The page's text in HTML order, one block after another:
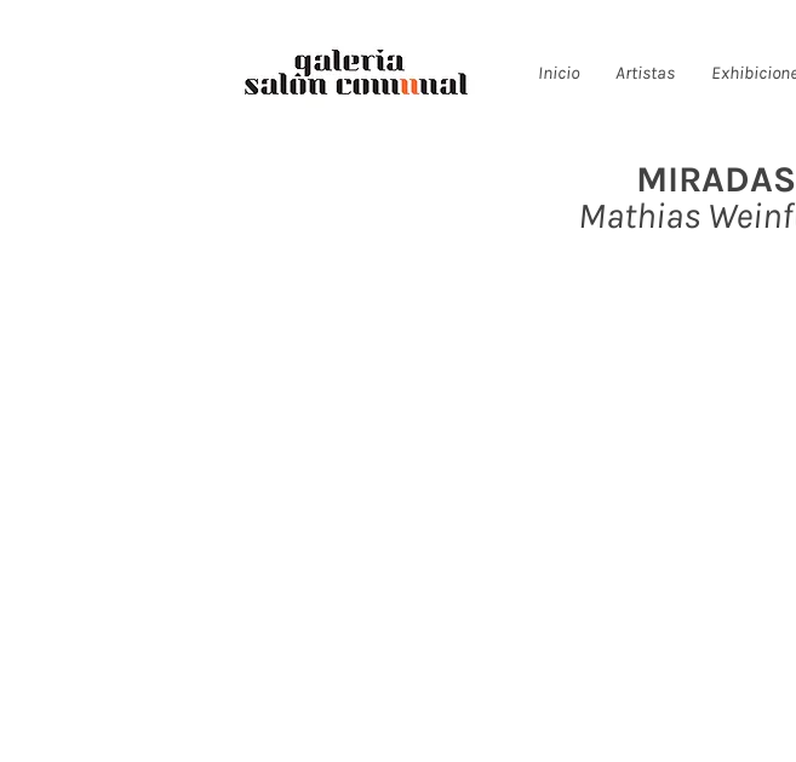
Inicio Artistas
Mathias